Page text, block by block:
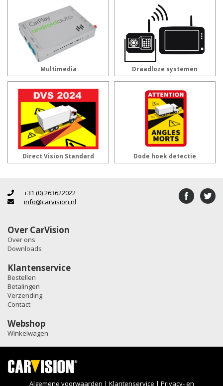
Multimedia Draadloze systemen
Direct Vision Standard Dode hoek detectie
+31 (0) 263622022
info@carvision.nl
Over CarVision
Over ons
Downloads
Klantenservice
Bestellen
Betalingen
Verzending
Contact
Webshop
Winkelwagen
Algemene voorwaarden | Klantenservice | Privacy- en